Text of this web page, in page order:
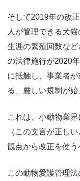
そして2019年の改
人が管理できる犬
生涯の繁殖回数な
の法律施行が2020
に抵触し、事業者
る、厳しい規制が始
これは、小動物業
（この文言が正し
観点から改正を使う
この動物愛護管理